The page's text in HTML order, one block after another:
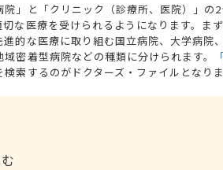
」と「クリニック（診療所、医院）」の
切な医療を受けられるようになります。ま
進的な医療に取り組む国立病院、大学病院
密着型病院などの種類に分けられます。
索するのがドクターズ・ファイルとなりま